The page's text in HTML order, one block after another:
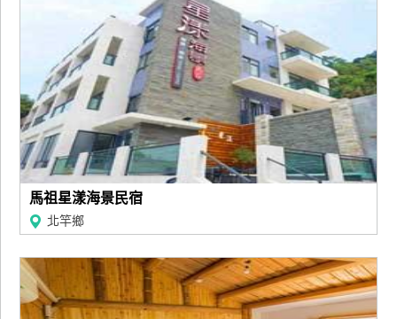
商
品
宣
傳
馬祖星漾海景民宿
北竿鄉